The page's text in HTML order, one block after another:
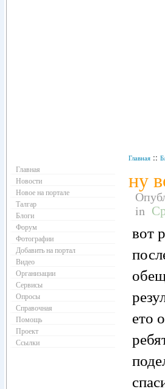
Главная ::
ну
in
вот
ето
Главная
Новости
Новое на портале
Талгар
Блоги
Форум
Фотографии
Добавить на портал
Видео
Организации
Сервисы
Опросы
Справочная
Помощь
Проект
Ссылки